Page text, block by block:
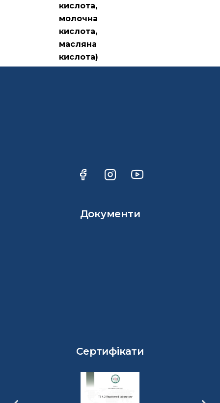
кислота,
молочна
кислота,
масляна
кислота)
Документи
Сертифікати